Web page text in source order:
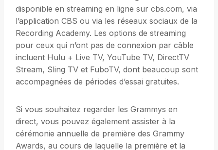
disponible en streaming en ligne sur cbs.com, via
l’application CBS ou via les réseaux sociaux de la
Recording Academy. Les options de streaming
pour ceux qui n’ont pas de connexion par câble
incluent Hulu + Live TV, YouTube TV, DirectTV
Stream, Sling TV et FuboTV, dont beaucoup sont
accompagnées de périodes d’essai gratuites.
Si vous souhaitez regarder les Grammys en
direct, vous pouvez également assister à la
cérémonie annuelle de première des Grammy
Awards, au cours de laquelle la première et la